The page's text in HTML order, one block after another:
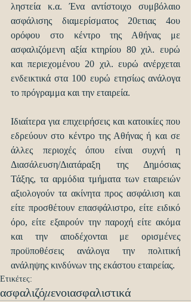
ληστεία κ.α. Ένα αντίστοιχο συμβόλαιο
ασφάλισης διαμερίσματος 20ετιας 4ου
ορόφου στο κέντρο της Αθήνας με
ασφαλιζόμενη αξία κτηρίου 80 χιλ. ευρώ
και περιεχομένου 20 χιλ. ευρώ ανέρχεται
ενδεικτικά στα 100 ευρώ ετησίως ανάλογα
το πρόγραμμα και την εταιρεία.
Ιδιαίτερα για επιχειρήσεις και κατοικίες που
εδρεύουν στο κέντρο της Αθήνας ή και σε
άλλες περιοχές όπου είναι συχνή η
Διασάλευση/Διατάραξη της Δημόσιας
Τάξης, τα αρμόδια τμήματα των εταιρειών
αξιολογούν τα ακίνητα προς ασφάλιση και
είτε προσθέτουν επασφάλιστρο, είτε ειδικό
όρο, είτε εξαιρούν την παροχή είτε ακόμα
και την αποδέχονται με ορισμένες
προϋποθέσεις ανάλογα την πολιτική
ανάληψης κινδύνων της εκάστου εταιρείας.
Ετικέτες:
ασφαλιζόμενοιασφαλιστικά